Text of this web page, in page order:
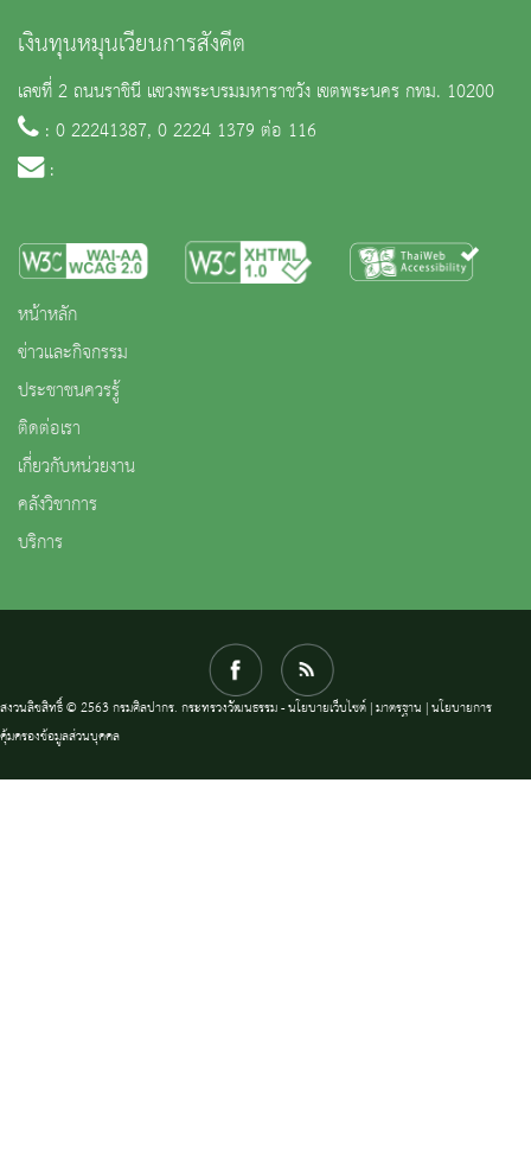
เงินทุนหมุนเวียนการสังคีต
เลขที่ 2 ถนนราชินี แขวงพระบรมมหาราชวัง เขตพระนคร กทม. 10200
: 0 22241387, 0 2224 1379 ต่อ 116
:
หน้าหลัก
ข่าวและกิจกรรม
ประชาชนควรรู้
ติดต่อเรา
เกี่ยวกับหน่วยงาน
คลังวิชาการ
บริการ
สงวนลิขสิทธิ์ © 2563 กรมศิลปากร. กระทรวงวัฒนธรรม -นโยบายเว็บไซต์|มาตรฐาน |นโยบายการ
คุ้มครองข้อมูลส่วนบุคคล